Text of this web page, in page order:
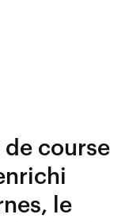
de course
le